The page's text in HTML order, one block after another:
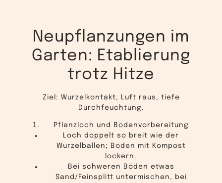
Neupflanzungen im
Garten: Etablierung
trotz Hitze
Ziel: Wurzelkontakt, Luft raus, tiefe
Durchfeuchtung.
Pflanzloch und Bodenvorbereitung
Loch doppelt so breit wie der
Wurzelballen; Boden mit Kompost
lockern.
Bei schweren Böden etwas
Sand/Feinsplitt untermischen, bei